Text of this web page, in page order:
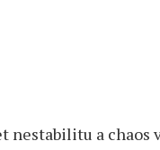
nestabilitu a chaos